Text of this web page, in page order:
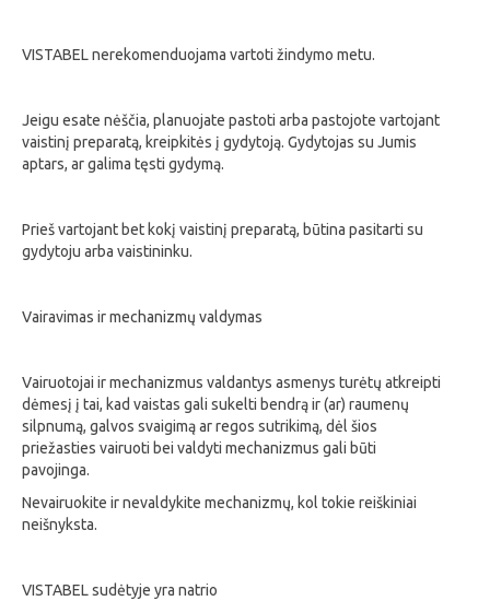
VISTABEL nerekomenduojama vartoti žindymo metu.
Jeigu esate nėščia, planuojate pastoti arba pastojote vartojant
vaistinį preparatą, kreipkitės į gydytoją. Gydytojas su Jumis
aptars, ar galima tęsti gydymą.
Prieš vartojant bet kokį vaistinį preparatą, būtina pasitarti su
gydytoju arba vaistininku.
Vairavimas ir mechanizmų valdymas
Vairuotojai ir mechanizmus valdantys asmenys turėtų atkreipti
dėmesį į tai, kad vaistas gali sukelti bendrą ir (ar) raumenų
silpnumą, galvos svaigimą ar regos sutrikimą, dėl šios
priežasties vairuoti bei valdyti mechanizmus gali būti
pavojinga.
Nevairuokite ir nevaldykite mechanizmų, kol tokie reiškiniai
neišnyksta.
VISTABEL sudėtyje yra natrio